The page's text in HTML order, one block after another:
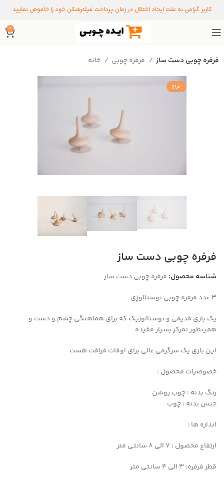
کاربر گرامی به علت ایجاد اختلال در زمان پرداخت فیلترشکن خود را خاموش نمایید
0
خانه فرفره چوبی دست ساز
حراج
فرفره چوبی دست ساز
شناسه محصول: فرفره چوبی دست ساز
3 عدد فرفره چوبی نوستالوژِی
یک بازی قدیمی و نوستالوژیک که برای هماهنگی چشم و دست و
همینطور تمرکز بسیار مفیده
این بازی یک سرگرمی عالی برای اوقات فراقت هست
خصوصیات محصول :
رنگ بدنه : چوب روشن
جنس بدنه : چوب
اندازه ها :
ارتفاع محصول : 7 الی 8 سانتی متر
قطر فرفره: 3 الی 4 سانتی متر